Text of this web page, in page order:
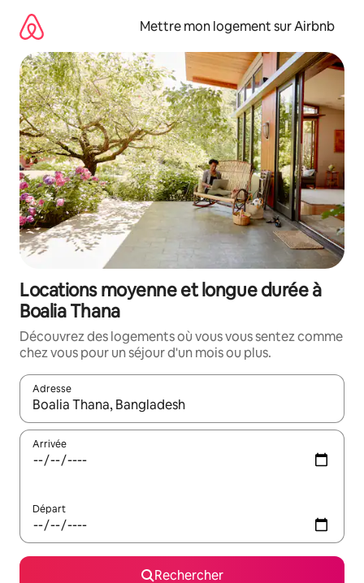
directement
contenu
Mettre mon logement sur Airbnb
Locations moyenne et longue durée à
Boalia Thana
Découvrez des logements où vous vous sentez comme
chez vous pour un séjour d'un mois ou plus.
Adresse
Lorsque les résultats s'affichent, utilisez les flèches vers le
Arrivée
Départ
Rechercher